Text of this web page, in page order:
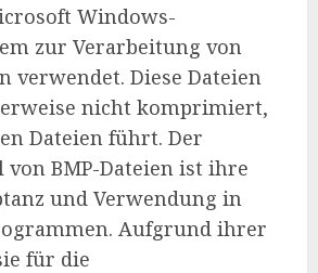
Windows-
zur Verarbeitung von
verwendet. Diese Dateien
nicht komprimiert,
Dateien führt. Der
BMP-Dateien ist ihre
und Verwendung in
Aufgrund ihrer
für die